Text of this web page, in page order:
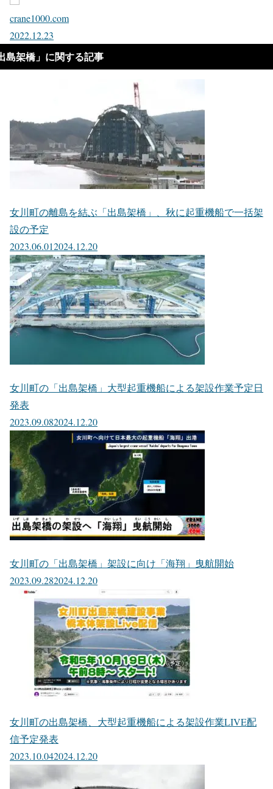
crane1000.com
2022.12.23
島架橋」に関する記事
女川町の離島を結ぶ「出島架橋」、秋に起重機船で一括架
設の予定
2023.06.012024.12.20
女川町の「出島架橋」大型起重機船による架設作業予定日
発表
2023.09.082024.12.20
女川町の「出島架橋」架設に向け「海翔」曳航開始
2023.09.282024.12.20
女川町の出島架橋、大型起重機船による架設作業LIVE配
信予定発表
2023.10.042024.12.20